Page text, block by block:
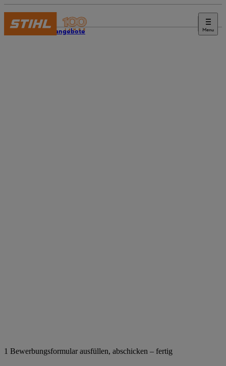
Menu
Stellenangebote
1 Bewerbungsformular ausfüllen, abschicken – fertig